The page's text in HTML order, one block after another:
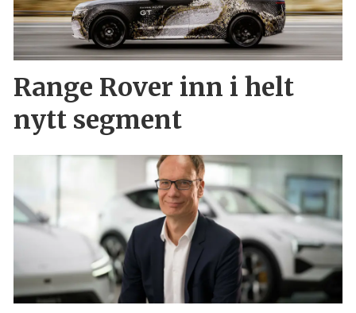
Range Rover inn i helt
nytt segment